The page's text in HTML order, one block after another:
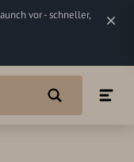
vor - schneller,